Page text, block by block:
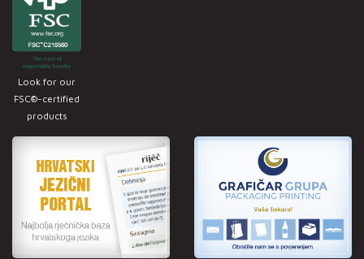
Look for our
FSC®-certified
products